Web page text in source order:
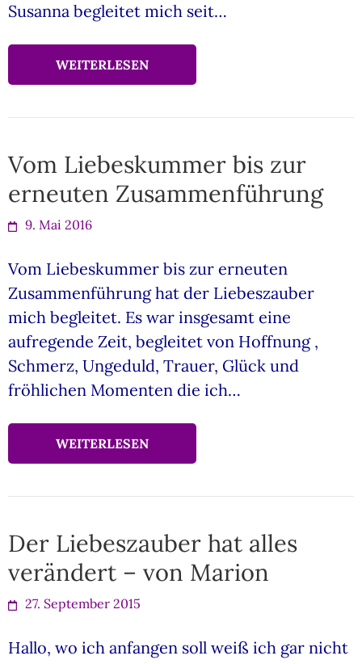
Susanna begleitet mich seit…
WEITERLESEN
Vom Liebeskummer bis zur
erneuten Zusammenführung
9. Mai 2016
Vom Liebeskummer bis zur erneuten
Zusammenführung hat der Liebeszauber
mich begleitet. Es war insgesamt eine
aufregende Zeit, begleitet von Hoffnung ,
Schmerz, Ungeduld, Trauer, Glück und
fröhlichen Momenten die ich…
WEITERLESEN
Der Liebeszauber hat alles
verändert – von Marion
27. September 2015
Hallo, wo ich anfangen soll weiß ich gar nicht